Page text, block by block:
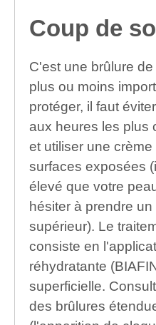
Coup de
C'est une brûlure
plus ou moins
protéger, il faut
aux heures les plus
et utiliser une
surfaces exposées
élevé que votre
hésiter à prendre
supérieur). Le
consiste en
réhydratante
superficielle.
des brûlures